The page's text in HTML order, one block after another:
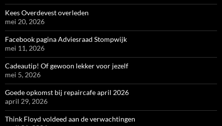
Kees Overdevest overleden
mei 20, 2026
Facebook pagina Adviesraad Stompwijk
mei 11, 2026
Cadeautip! Of gewoon lekker voor jezelf
mei 5, 2026
Goede opkomst bij repaircafe april 2026
april 29, 2026
Think Floyd voldeed aan de verwachtingen